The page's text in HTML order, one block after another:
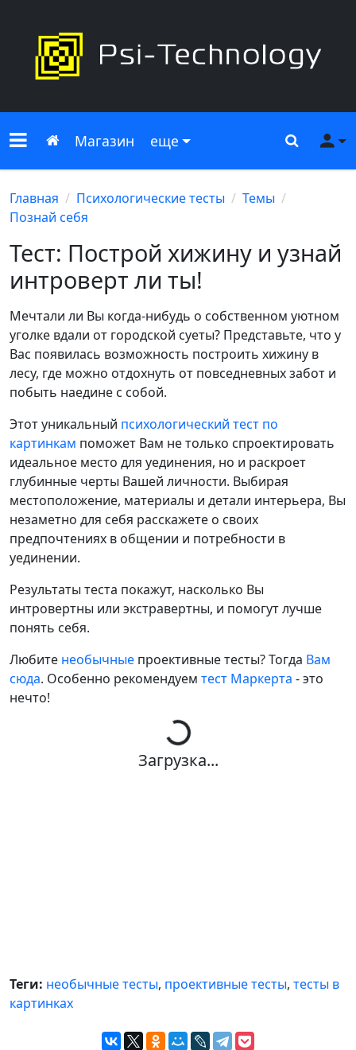
Меню сайта
Главная
Магазин еще Поиск
Главная Психологические тесты
Темы
Познай себя
Тест: Построй хижину и узнай
интроверт ли ты!
Мечтали ли Вы когда-нибудь о собственном уютном
уголке вдали от городской суеты? Представьте, что у
Вас появилась возможность построить хижину в
лесу, где можно отдохнуть от повседневных забот и
побыть наедине с собой.
Этот уникальный психологический тест по
картинкам поможет Вам не только спроектировать
идеальное место для уединения, но и раскроет
глубинные черты Вашей личности. Выбирая
местоположение, материалы и детали интерьера, Вы
незаметно для себя расскажете о своих
предпочтениях в общении и потребности в
уединении.
Результаты теста покажут, насколько Вы
интровертны или экстравертны, и помогут лучше
понять себя.
Любите необычные проективные тесты? Тогда Вам
сюда. Особенно рекомендуем тест Маркерта - это
нечто!
Загрузка...
Теги: необычные тесты, проективные тесты, тесты в
картинках